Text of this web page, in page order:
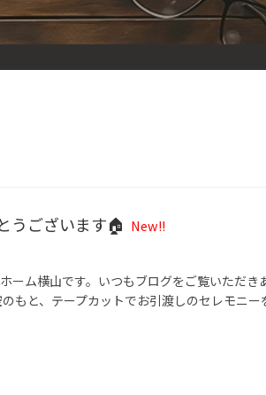
うございます🏠 New!!
ーム横山です。いつもブログをご覧いただ
もと、テープカットでお引渡しのセレモニ